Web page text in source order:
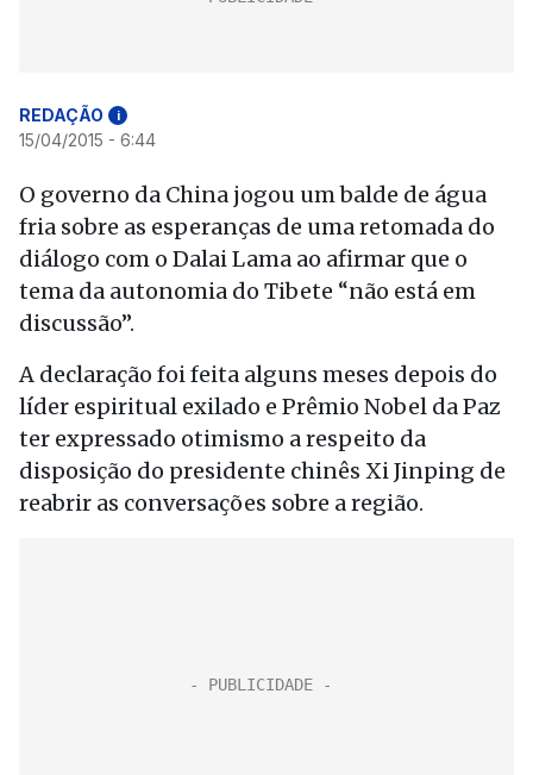
REDAÇÃO i
15/04/2015 - 6:44
O governo da China jogou um balde de água
fria sobre as esperanças de uma retomada do
diálogo com o Dalai Lama ao afirmar que o
tema da autonomia do Tibete “não está em
discussão”.
A declaração foi feita alguns meses depois do
líder espiritual exilado e Prêmio Nobel da Paz
ter expressado otimismo a respeito da
disposição do presidente chinês Xi Jinping de
reabrir as conversações sobre a região.